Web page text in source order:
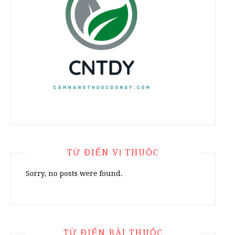
TỪ ĐIỂN VỊ THUỐC
Sorry, no posts were found.
TỪ ĐIỂN BÀI THUỐC